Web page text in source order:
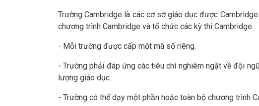
Trường Cambridge là các cơ sở giáo dục được
chương trình Cambridge và tổ chức các kỳ thi Cambridge.
- Mỗi trường được cấp một mã số riêng.
- Trường phải đáp ứng các tiêu chí nghiêm ngặt về đội
lượng giáo dục.
- Trường có thể dạy một phần hoặc toàn bộ chương trình